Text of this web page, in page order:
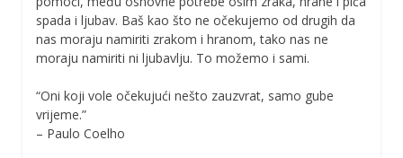
spada i ljubav. Baš kao što ne očekujemo od drugih da
nas moraju namiriti zrakom i hranom, tako nas ne
moraju namiriti ni ljubavlju. To možemo i sami.
“Oni koji vole očekujući nešto zauzvrat, samo gube
vrijeme.”
– Paulo Coelho